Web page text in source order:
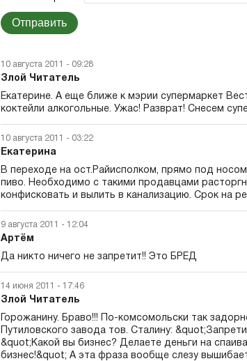
Отправить
10 августа 2011 - 09:28
Злой Читатель
Екатерине. А еще ближе к мэрии супермаркет
коктейли алкогольные. Ужас! Разврат! Снесем
10 августа 2011 - 03:22
Екатерина
В переходе на ост.Райисполком, прямо под
пиво. Необходимо с такими продавцами
конфисковать и вылить в канализацию. Срок на
9 августа 2011 - 12:04
Артём
Да никто ничего не запретит!! Это БРЕД
14 июня 2011 - 17:46
Злой Читатель
Горожанину. Браво!!! По-комсомольски так
Путиловского завода тов. Сталину:
&quot;Какой вы бизнес? Делаете деньги на
бизнес!&quot; А эта фраза вообще слезу